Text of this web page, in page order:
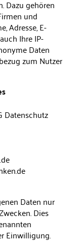
Dazu gehören
und
Adresse, E-
Ihre IP-
Daten
zum Nutzer
Datenschutz
Daten nur
Dies
Einwilligung.